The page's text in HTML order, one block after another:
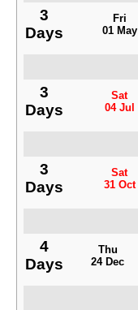
3
Days
Fri
01 May
3
Days
Sat
04 Jul
3
Days
Sat
31 Oct
4
Days
Thu
24 Dec